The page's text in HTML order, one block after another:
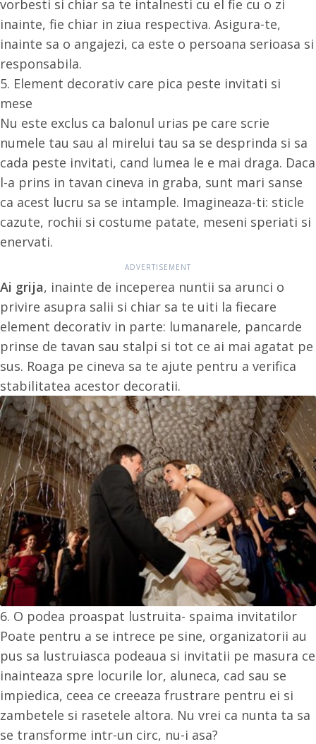
vorbesti si chiar sa te intalnesti cu el fie cu o zi
inainte, fie chiar in ziua respectiva. Asigura-te,
inainte sa o angajezi, ca este o persoana serioasa si
responsabila.
5. Element decorativ care pica peste invitati si
mese
Nu este exclus ca balonul urias pe care scrie
numele tau sau al mirelui tau sa se desprinda si sa
cada peste invitati, cand lumea le e mai draga. Daca
l-a prins in tavan cineva in graba, sunt mari sanse
ca acest lucru sa se intample. Imagineaza-ti: sticle
cazute, rochii si costume patate, meseni speriati si
enervati.
Ai grija, inainte de inceperea nuntii sa arunci o
privire asupra salii si chiar sa te uiti la fiecare
element decorativ in parte: lumanarele, pancarde
prinse de tavan sau stalpi si tot ce ai mai agatat pe
sus. Roaga pe cineva sa te ajute pentru a verifica
stabilitatea acestor decoratii.
6. O podea proaspat lustruita- spaima invitatilor
Poate pentru a se intrece pe sine, organizatorii au
pus sa lustruiasca podeaua si invitatii pe masura ce
inainteaza spre locurile lor, aluneca, cad sau se
impiedica, ceea ce creeaza frustrare pentru ei si
zambetele si rasetele altora. Nu vrei ca nunta ta sa
se transforme intr-un circ, nu-i asa?